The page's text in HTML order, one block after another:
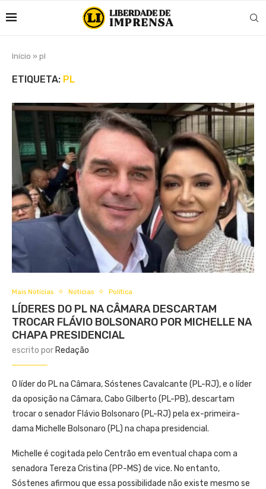
Início » pl
ETIQUETA: PL
Mais Notícias Notícias Política
LÍDERES DO PL NA CÂMARA DESCARTAM
TROCAR FLÁVIO BOLSONARO POR MICHELLE NA
CHAPA PRESIDENCIAL
escrito por Redação
O líder do PL na Câmara, Sóstenes Cavalcante (PL-RJ), e o líder
da oposição na Câmara, Cabo Gilberto (PL-PB), descartam
trocar o senador Flávio Bolsonaro (PL-RJ) pela ex-primeira-
dama Michelle Bolsonaro (PL) na chapa presidencial.
Michelle é cogitada pelo Centrão em eventual chapa com a
senadora Tereza Cristina (PP-MS) de vice. No entanto,
Sóstenes afirmou que essa possibilidade não existe mesmo se